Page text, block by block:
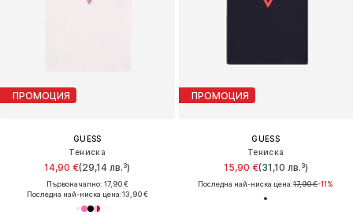
ПРОМОЦИЯ
GUESS
Тениска
14,90 €(29,14 лв.³)
Първоначално: 17,90 €
Последна най-ниска цена:13,90 €
ПРОМОЦИЯ
GUESS
Тениска
15,90 €(31,10 лв.³)
Последна най-ниска цена:17,90 €-11%